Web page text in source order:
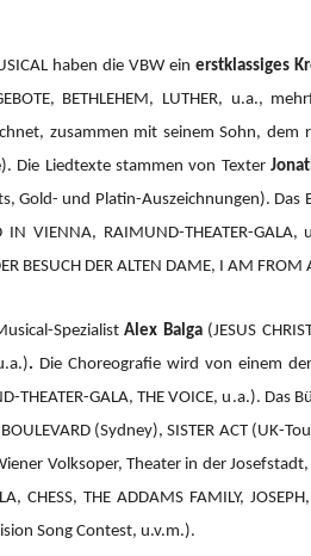
haben die VBW ein erstklassiges
BETHLEHEM, LUTHER, u.a.,
zusammen mit seinem Sohn,
Die Liedtexte stammen von Texter
Gold- und Platin-Auszeichnungen).
VIENNA, RAIMUND-THEATER-GALA,
BESUCH DER ALTEN DAME, I AM
Spezialist Alex Balga(JESUS
. Die Choreografie wird von einem
GALA, THE VOICE, u.a.). Das
BOULEVARD (Sydney), SISTER ACT
Volksoper, Theater in der
CHESS, THE ADDAMS FAMILY,
Song Contest, u.v.m.).